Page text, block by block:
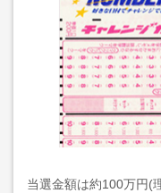
当選金額は約100万円(